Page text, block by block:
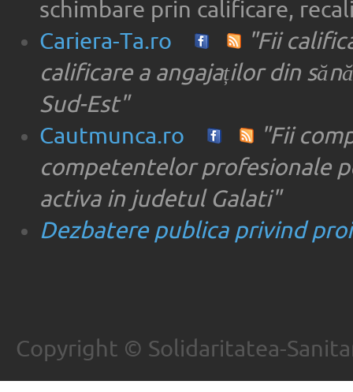
schimbare prin calificare,
Cariera-Ta.ro
"Fii
calificare a angajaților din
Sud-Est"
Cautmunca.ro
"Fii
competentelor profesionale
activa in judetul Galati"
Dezbatere publica privind
Copyright © Solidaritatea-